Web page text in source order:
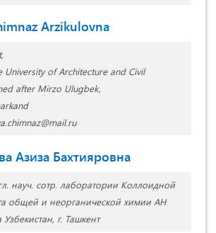
Arzikulovna
University of Architecture and Civil
after Mirzo Ulugbek,
Азиза Бахтияровна
науч. сотр. лаборатории Коллоидной
общей и неорганической химии АН
г. Ташкент